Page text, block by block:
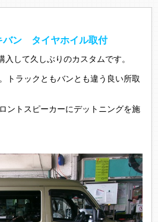
ン タイヤホイル取付
して久しぶりのカスタムです。
ラックともバンとも違う良い所取
ントスピーカーにデットニングを施